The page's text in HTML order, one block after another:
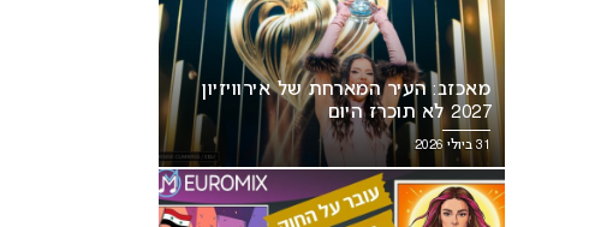
מאכזב: העיר המארחת של אירוויזיון
2027 לא תוכרז היום
31 ביולי 2026